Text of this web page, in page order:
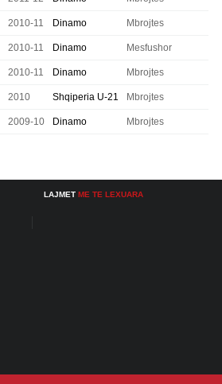
2010-11 Dinamo Mbrojtes
2010-11 Dinamo Mesfushor
2010-11 Dinamo Mbrojtes
2010 Shqiperia U-21 Mbrojtes
2009-10 Dinamo Mbrojtes
LAJMET ME TE LEXUARA